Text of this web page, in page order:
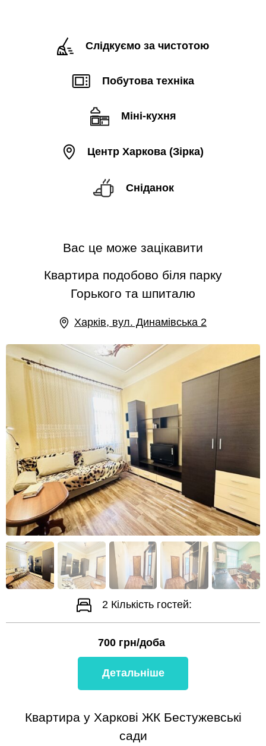
Слідкуємо за чистотою
Побутова техніка
Міні-кухня
Центр Харкова (Зірка)
Сніданок
Вас це може зацікавити
Квартира подобово біля парку
Горького та шпиталю
Харків, вул. Динамівська 2
2 Кількість гостей:
700 грн/доба
Детальніше
Квартира у Харкові ЖК Бестужевські
сади